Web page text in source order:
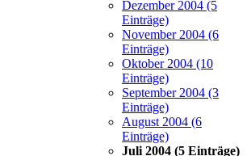
Dezember 2004 (5
Einträge)
November 2004 (6
Einträge)
Oktober 2004 (10
Einträge)
September 2004 (3
Einträge)
August 2004 (6
Einträge)
Juli 2004 (5 Einträge)